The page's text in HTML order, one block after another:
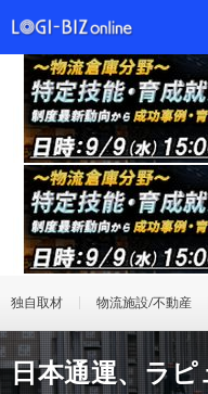
独自取材 物流施設/不動産
日本通運、ラ